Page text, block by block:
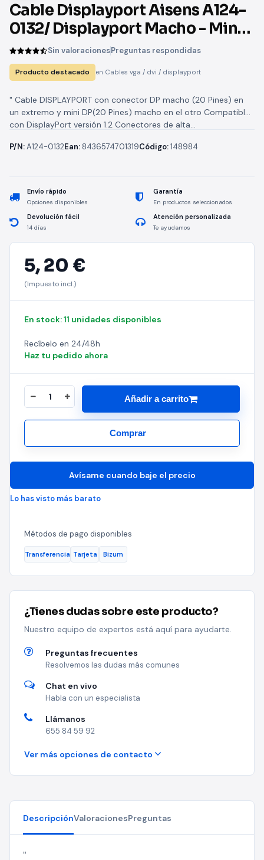
Cable Displayport Aisens A124-
0132/ Displayport Macho - Mini
Displayport Macho/ 3m/ Negro
Sin valoracionesPreguntas respondidas
Producto destacado en Cables vga / dvi / displayport
" Cable DISPLAYPORT con conector DP macho (20 Pines) en
un extremo y mini DP(20 Pines) macho en el otro Compatible
con DisplayPort versión 1.2 Conectores de alta...
P/N:A124-0132Ean: 8436574701319Código:148984
Envío rápido
Opciones disponibles
Garantía
En productos seleccionados
Devolución fácil
14 días
Atención personalizada
Te ayudamos
5,20 €
(Impuesto incl.)
En stock: 11 unidades disponibles
Recíbelo en 24/48h
Haz tu pedido ahora
Añadir a carrito
Comprar
Avísame cuando baje el precio
Lo has visto más barato
Métodos de pago disponibles
Transferencia Tarjeta Bizum
¿Tienes dudas sobre este producto?
Nuestro equipo de expertos está aquí para ayudarte.
Preguntas frecuentes
Resolvemos las dudas más comunes
Chat en vivo
Habla con un especialista
Llámanos
655 84 59 92
Ver más opciones de contacto
DescripciónValoracionesPreguntas
"